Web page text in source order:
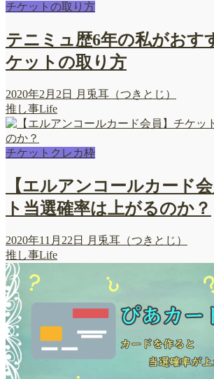
チケットの取り方
テニミュ歴6年の私がおす
ケットの取り方
2020年2月2日
月兎耳（つきとじ）
推し事Life
チケットクレカ枠
【エルアンコールカード
ト当選確率は上がるのか？
2020年11月22日
月兎耳（つきとじ）
推し事Life